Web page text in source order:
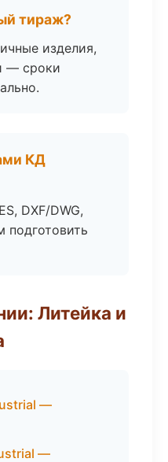
тираж?
изделия,
— сроки
КД
DXF/DWG,
подготовить
Литейка и
—
—